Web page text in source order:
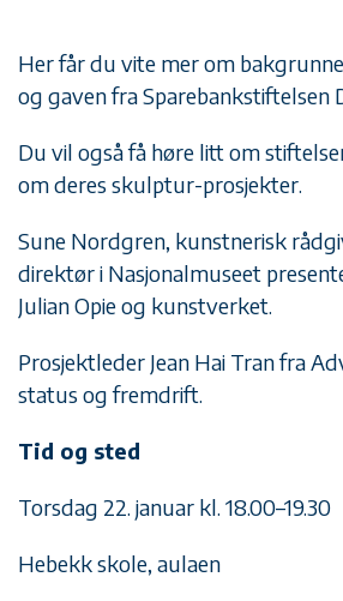
Her får du vite mer om
og gaven fra Sparebankstiftelsen
Du vil også få høre litt om
om deres skulptur-prosjekter.
Sune Nordgren, kunstnerisk
direktør i Nasjonalmuseet
Julian Opie og kunstverket.
Prosjektleder Jean Hai Tran fra
status og fremdrift.
Tid og sted
Torsdag 22. januar kl. 18.00–19.30
Hebekk skole, aulaen